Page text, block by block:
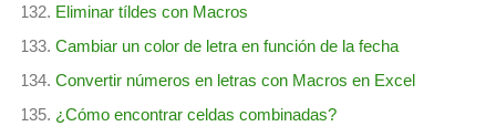
Eliminar tíldes con Macros
Cambiar un color de letra en función de la fecha
Convertir números en letras con Macros en Excel
¿Cómo encontrar celdas combinadas?